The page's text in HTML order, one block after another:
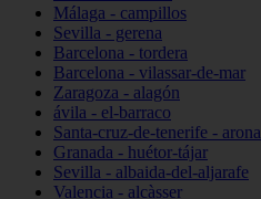
Málaga - campillos
Sevilla - gerena
Barcelona - tordera
Barcelona - vilassar-de-mar
Zaragoza - alagón
ávila - el-barraco
Santa-cruz-de-tenerife - arona
Granada - huétor-tájar
Sevilla - albaida-del-aljarafe
Valencia - alcàsser